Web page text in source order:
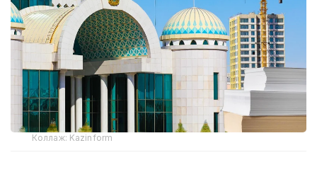
Коллаж: Kazinform